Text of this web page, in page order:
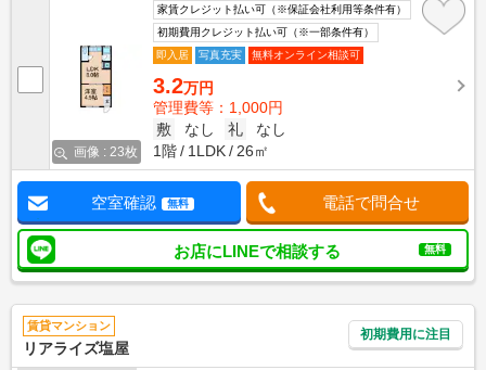
画像 : 23枚
家賃クレジット払い可（※保証会社利用等条件有）
初期費用クレジット払い可（※一部条件有）
即入居
写真充実 無料オンライン相談可
3.2万円
管理費等：1,000円
敷
なし 礼
なし
1階
1LDK 26㎡
空室確認 無料 電話で問合せ
お店にLINEで相談する 無料
賃貸マンション
リアライズ塩屋
初期費用に注目